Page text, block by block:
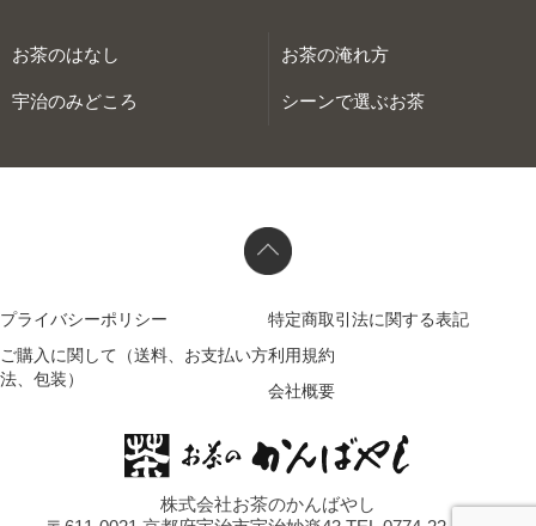
お茶のはなし お茶の淹れ方
宇治のみどころ シーンで選ぶお茶
プライバシーポリシー
特定商取引法に関する表記
ご購入に関して（送料、お支払い方
法、包装）
利用規約
会社概要
株式会社お茶のかんばやし